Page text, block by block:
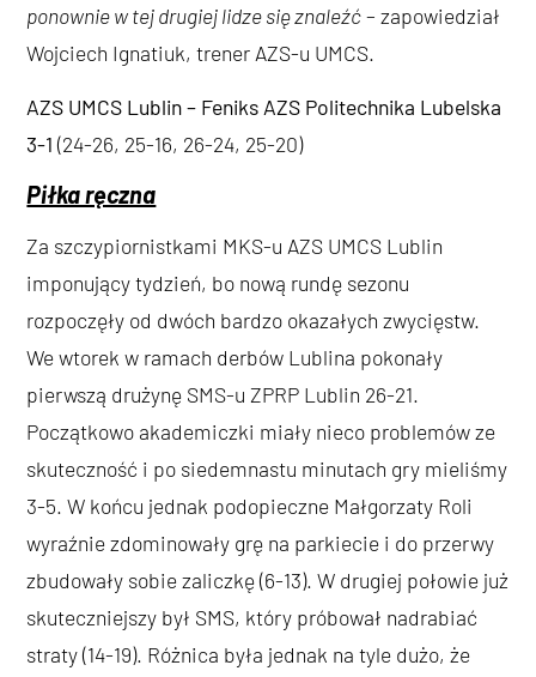
ponownie w tej drugiej lidze się znaleźć– zapowiedział
Wojciech Ignatiuk, trener AZS-u UMCS.
AZS UMCS Lublin – Feniks AZS Politechnika Lubelska
3-1(24-26, 25-16, 26-24, 25-20)
Piłka ręczna
Za szczypiornistkami MKS-u AZS UMCS Lublin
imponujący tydzień, bo nową rundę sezonu
rozpoczęły od dwóch bardzo okazałych zwycięstw.
We wtorek w ramach derbów Lublina pokonały
pierwszą drużynę SMS-u ZPRP Lublin 26-21.
Początkowo akademiczki miały nieco problemów ze
skuteczność i po siedemnastu minutach gry mieliśmy
3-5. W końcu jednak podopieczne Małgorzaty Roli
wyraźnie zdominowały grę na parkiecie i do przerwy
zbudowały sobie zaliczkę (6-13). W drugiej połowie już
skuteczniejszy był SMS, który próbował nadrabiać
straty (14-19). Różnica była jednak na tyle dużo, że